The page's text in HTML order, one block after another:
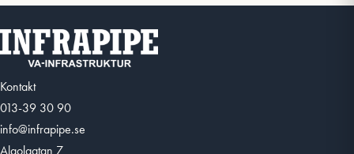
Kontakt
013-39 30 90
info@infrapipe.se
Algolgatan 7